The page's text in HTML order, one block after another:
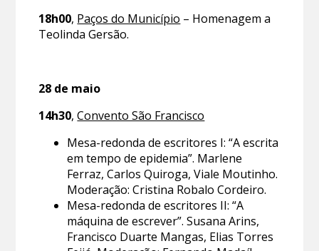
18h00, Paços do Município – Homenagem a
Teolinda Gersão.
28 de maio
14h30,Convento São Francisco
Mesa-redonda de escritores I: “A escrita
em tempo de epidemia”. Marlene
Ferraz, Carlos Quiroga, Viale Moutinho.
Moderação: Cristina Robalo Cordeiro.
Mesa-redonda de escritores II: “A
máquina de escrever”. Susana Arins,
Francisco Duarte Mangas, Elias Torres